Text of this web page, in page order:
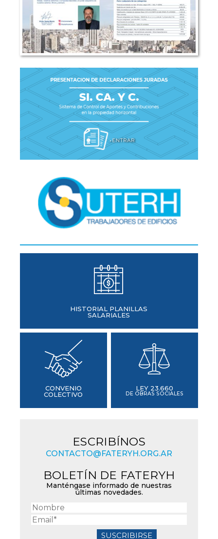
HISTORIAL PLANILLAS
SALARIALES
CONVENIO
COLECTIVO
LEY 23.660
DE OBRAS SOCIALES
ESCRIBÍNOS
CONTACTO@FATERYH.ORG.AR
BOLETÍN DE FATERYH
Manténgase informado de nuestras
últimas novedades.